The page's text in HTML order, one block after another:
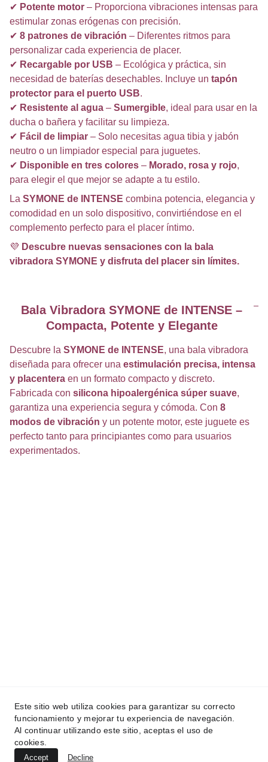
✔ Potente motor – Proporciona vibraciones intensas para
estimular zonas erógenas con precisión.
✔ 8 patrones de vibración – Diferentes ritmos para
personalizar cada experiencia de placer.
✔ Recargable por USB – Ecológica y práctica, sin
necesidad de baterías desechables. Incluye un tapón
protector para el puerto USB.
✔ Resistente al agua – Sumergible, ideal para usar en la
ducha o bañera y facilitar su limpieza.
✔ Fácil de limpiar – Solo necesitas agua tibia y jabón
neutro o un limpiador especial para juguetes.
✔ Disponible en tres colores – Morado, rosa y rojo,
para elegir el que mejor se adapte a tu estilo.
La SYMONE de INTENSE combina potencia, elegancia y
comodidad en un solo dispositivo, convirtiéndose en el
complemento perfecto para el placer íntimo.
💜 Descubre nuevas sensaciones con la bala
vibradora SYMONE y disfruta del placer sin límites.
Bala Vibradora SYMONE de INTENSE –
Compacta, Potente y Elegante
Descubre la SYMONE de INTENSE, una bala vibradora
diseñada para ofrecer una estimulación precisa, intensa
y placentera en un formato compacto y discreto.
Fabricada con silicona hipoalergénica súper suave,
garantiza una experiencia segura y cómoda. Con 8
modos de vibración y un potente motor, este juguete es
perfecto tanto para principiantes como para usuarios
experimentados.
Preguntas Frecuentes Atención Cliente
Cupones Descuentos
Embajadoras
  |
Este sitio web utiliza cookies para garantizar su correcto
funcionamiento y mejorar tu experiencia de navegación.
Al continuar utilizando este sitio, aceptas el uso de
cookies.
Accept Decline